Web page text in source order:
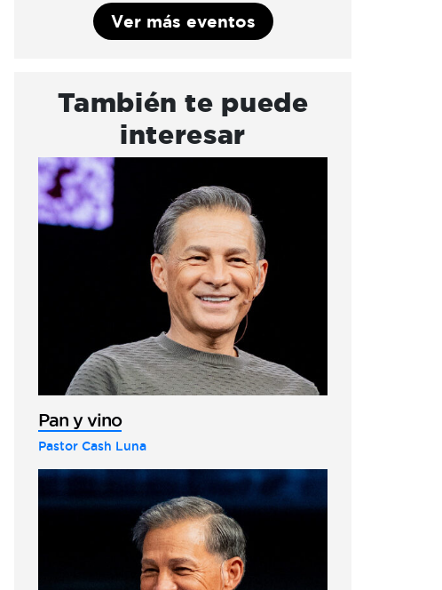
Ver más eventos
También te puede
interesar
Pan y vino
Pastor Cash Luna